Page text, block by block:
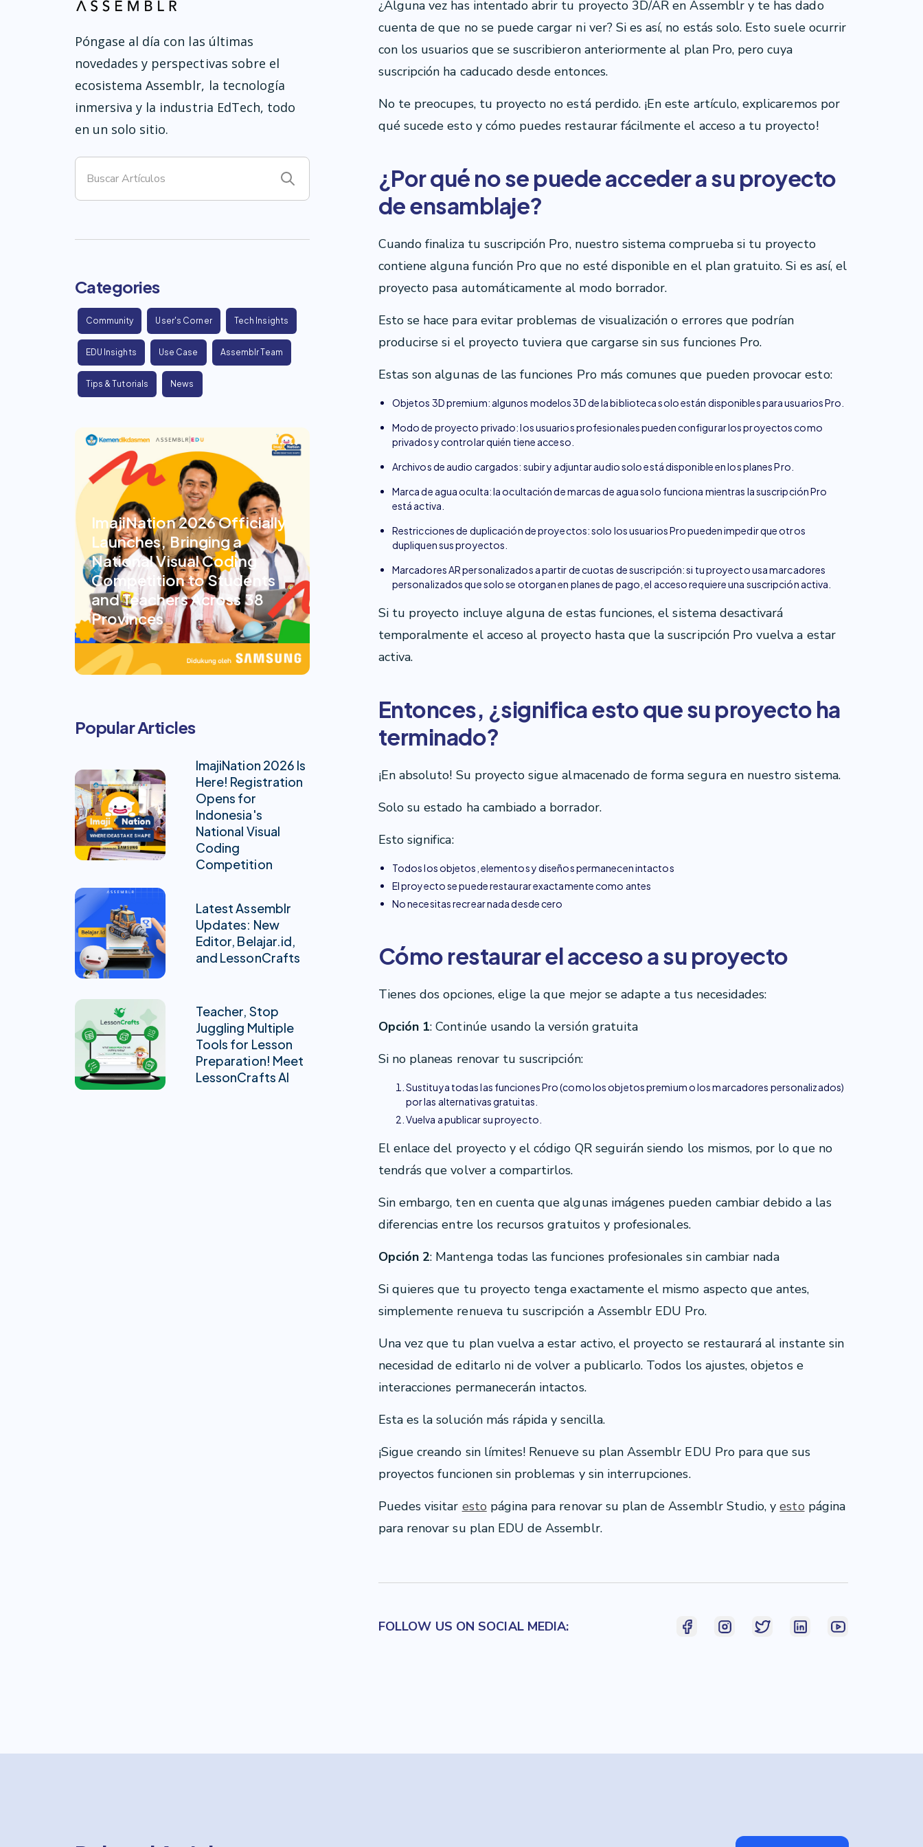
Póngase al día con las últimas
novedades y perspectivas sobre el
ecosistema Assemblr, la tecnología
inmersiva y la industria EdTech, todo
en un solo sitio.
Categories
Community User's Corner Tech Insights
EDU Insights Use Case Assemblr Team
Tips & Tutorials News
ImajiNation 2026 Officially
Launches, Bringing a
National Visual Coding
Competition to Students
and Teachers Across 38
Provinces
Popular Articles
ImajiNation 2026 Is
Here! Registration
Opens for
Indonesia's
National Visual
Coding
Competition
Latest Assemblr
Updates: New
Editor, Belajar.id,
and LessonCrafts
Teacher, Stop
Juggling Multiple
Tools for Lesson
Preparation! Meet
LessonCrafts AI
¿Alguna vez has intentado abrir tu proyecto 3D/AR en Assemblr y te has dado
cuenta de que no se puede cargar ni ver? Si es así, no estás solo. Esto suele ocurrir
con los usuarios que se suscribieron anteriormente al plan Pro, pero cuya
suscripción ha caducado desde entonces.
No te preocupes, tu proyecto no está perdido. ¡En este artículo, explicaremos por
qué sucede esto y cómo puedes restaurar fácilmente el acceso a tu proyecto!
¿Por qué no se puede acceder a su proyecto
de ensamblaje?
Cuando finaliza tu suscripción Pro, nuestro sistema comprueba si tu proyecto
contiene alguna función Pro que no esté disponible en el plan gratuito. Si es así, el
proyecto pasa automáticamente al modo borrador.
Esto se hace para evitar problemas de visualización o errores que podrían
producirse si el proyecto tuviera que cargarse sin sus funciones Pro.
Estas son algunas de las funciones Pro más comunes que pueden provocar esto:
Objetos 3D premium: algunos modelos 3D de la biblioteca solo están disponibles para usuarios Pro.
Modo de proyecto privado: los usuarios profesionales pueden configurar los proyectos como
privados y controlar quién tiene acceso.
Archivos de audio cargados: subir y adjuntar audio solo está disponible en los planes Pro.
Marca de agua oculta: la ocultación de marcas de agua solo funciona mientras la suscripción Pro
está activa.
Restricciones de duplicación de proyectos: solo los usuarios Pro pueden impedir que otros
dupliquen sus proyectos.
Marcadores AR personalizados a partir de cuotas de suscripción: si tu proyecto usa marcadores
personalizados que solo se otorgan en planes de pago, el acceso requiere una suscripción activa.
Si tu proyecto incluye alguna de estas funciones, el sistema desactivará
temporalmente el acceso al proyecto hasta que la suscripción Pro vuelva a estar
activa.
Entonces, ¿significa esto que su proyecto ha
terminado?
¡En absoluto! Su proyecto sigue almacenado de forma segura en nuestro sistema.
Solo su estado ha cambiado a borrador.
Esto significa:
Todos los objetos, elementos y diseños permanecen intactos
El proyecto se puede restaurar exactamente como antes
No necesitas recrear nada desde cero
Cómo restaurar el acceso a su proyecto
Tienes dos opciones, elige la que mejor se adapte a tus necesidades:
Opción 1: Continúe usando la versión gratuita
Si no planeas renovar tu suscripción:
Sustituya todas las funciones Pro (como los objetos premium o los marcadores personalizados)
por las alternativas gratuitas.
Vuelva a publicar su proyecto.
El enlace del proyecto y el código QR seguirán siendo los mismos, por lo que no
tendrás que volver a compartirlos.
Sin embargo, ten en cuenta que algunas imágenes pueden cambiar debido a las
diferencias entre los recursos gratuitos y profesionales.
Opción 2: Mantenga todas las funciones profesionales sin cambiar nada
Si quieres que tu proyecto tenga exactamente el mismo aspecto que antes,
simplemente renueva tu suscripción a Assemblr EDU Pro.
Una vez que tu plan vuelva a estar activo, el proyecto se restaurará al instante sin
necesidad de editarlo ni de volver a publicarlo. Todos los ajustes, objetos e
interacciones permanecerán intactos.
Esta es la solución más rápida y sencilla.
¡Sigue creando sin límites! Renueve su plan Assemblr EDU Pro para que sus
proyectos funcionen sin problemas y sin interrupciones.
Puedes visitar esto página para renovar su plan de Assemblr Studio, yesto página
para renovar su plan EDU de Assemblr.
FOLLOW US ON SOCIAL MEDIA: